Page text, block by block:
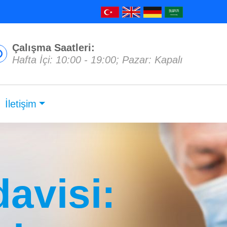
Çalışma Saatleri:
Hafta İçi: 10:00 - 19:00; Pazar: Kapalı
İletişim